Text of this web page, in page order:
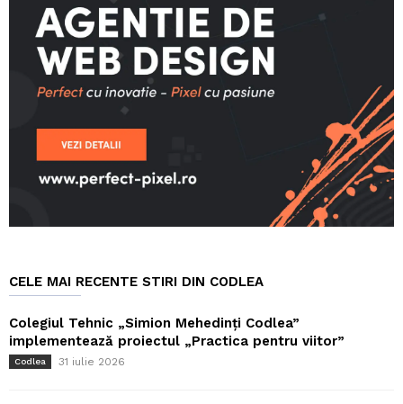
CELE MAI RECENTE STIRI DIN CODLEA
Colegiul Tehnic „Simion Mehedinți Codlea”
implementează proiectul „Practica pentru viitor”
Codlea 31 iulie 2026